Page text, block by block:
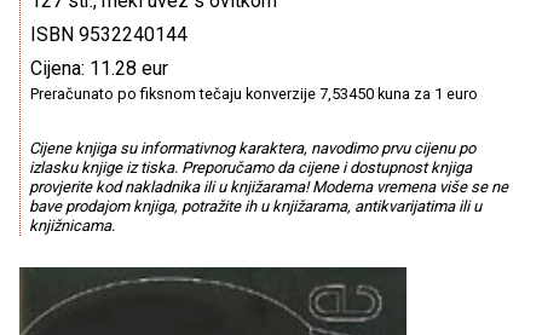
ISBN 9532240144
Cijena: 11.28 eur
Preračunato po fiksnom tečaju konverzije 7,53450 kuna za 1 euro
Cijene knjiga su informativnog karaktera, navodimo prvu cijenu po
izlasku knjige iz tiska. Preporučamo da cijene i dostupnost knjiga
provjerite kod nakladnika ili u knjižarama! Moderna vremena više se ne
bave prodajom knjiga, potražite ih u knjižarama, antikvarijatima ili u
knjižnicama.